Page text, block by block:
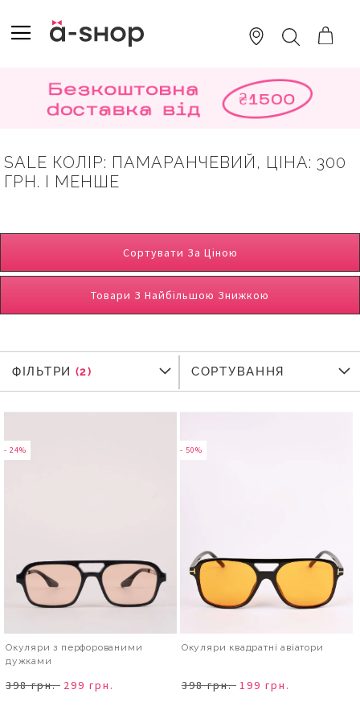
TO
CONTENT
ПОШУК
SALE КОЛІР: ПАМАРАНЧЕВИЙ, ЦІНА: 300
ГРН. І МЕНШЕ
Сортувати За Ціною
Товари З Найбільшою Знижкою
- 24%
Окуляри з перфорованими
дужками
398 грн. 299 грн.
- 50%
Окуляри квадратні авіатори
398 грн. 199 грн.
ФІЛЬТРИ
ФІЛЬТРИ СОРТУВАННЯ